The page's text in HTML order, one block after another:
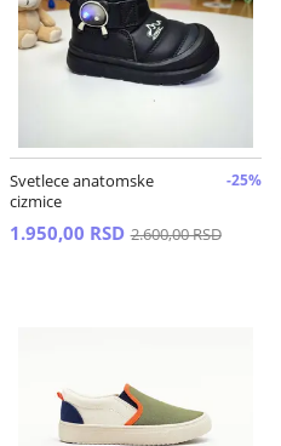
Svetlece anatomske
cizmice
-25%
1.950,00 RSD 2.600,00 RSD